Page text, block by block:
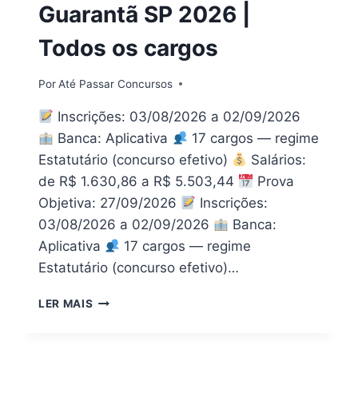
Guarantã SP 2026 |
Todos os cargos
PorAté Passar Concursos
Inscrições: 03/08/2026 a 02/09/2026
Banca: Aplicativa
17 cargos — regime
Estatutário (concurso efetivo)
Salários:
de R$ 1.630,86 a R$ 5.503,44
Prova
Objetiva: 27/09/2026
Inscrições:
03/08/2026 a 02/09/2026
Banca:
Aplicativa
17 cargos — regime
Estatutário (concurso efetivo)…
LER MAIS PDF